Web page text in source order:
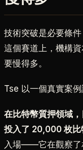
技術突破是必要條
這個賽道上，機構
要慢得多。
Tse 以一個真實案例
在比特幣質押領域
投入了 20,000 枚比
入場——它在觀察了